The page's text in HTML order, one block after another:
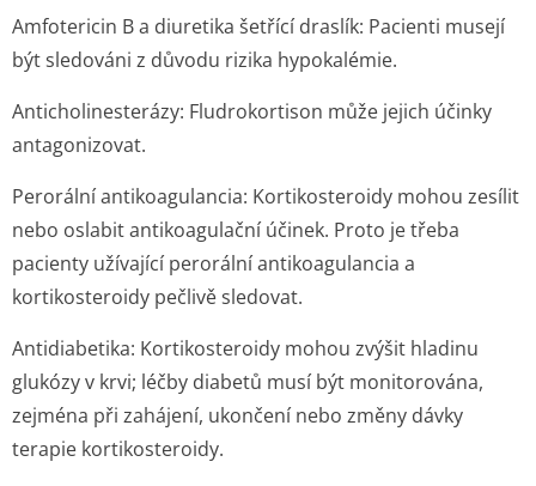
Amfotericin B a diuretika šetřící draslík: Pacienti musejí
být sledováni z důvodu rizika hypokalémie.
Anticholinesterázy: Fludrokortison může jejich účinky
antagonizovat.
Perorální antikoagulancia: Kortikosteroidy mohou zesílit
nebo oslabit antikoagulační účinek. Proto je třeba
pacienty užívající perorální antikoagulancia a
kortikosteroidy pečlivě sledovat.
Antidiabetika: Kortikosteroidy mohou zvýšit hladinu
glukózy v krvi; léčby diabetů musí být monitorována,
zejména při zahájení, ukončení nebo změny dávky
terapie kortikosteroidy.